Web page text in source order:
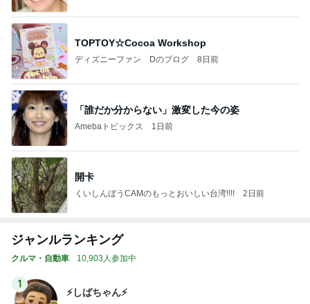
TOPTOY☆Cocoa Workshop
ディズニーファン Dのブログ 8日前
「誰だか分からない」激変した今の姿
Amebaトピックス 1日前
開卡
くいしんぼうCAMのもっとおいしい台湾!!!! 2日前
ジャンルランキング
クルマ・自動車 10,903人参加中
1
⚡️しばちゃん⚡